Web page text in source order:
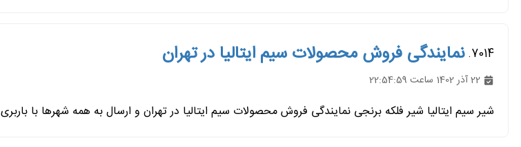
7014. نمایندگی فروش محصولات سیم ایتالیا در تهران
شیر سیم ایتالیا شیر فلکه برنجی نمایندگی فروش محصولات سیم ایتالیا در تهران و ارسال به همه شهرها با باربری